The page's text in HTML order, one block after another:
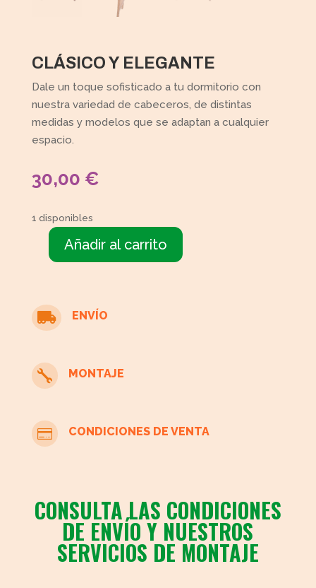
CLÁSICO Y ELEGANTE
Dale un toque sofisticado a tu dormitorio con
nuestra variedad de cabeceros, de distintas
medidas y modelos que se adaptan a cualquier
espacio.
30,00 €
1 disponibles
CabeceroAñadir al carrito
 ENVÍO
 MONTAJE
 CONDICIONES DE VENTA
CONSULTA LAS CONDICIONES
DE ENVÍO Y NUESTROS
SERVICIOS DE MONTAJE